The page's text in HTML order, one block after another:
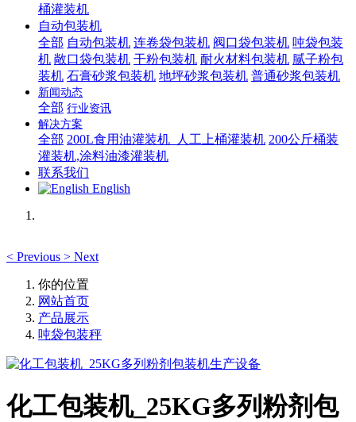
桶灌装机
自动包装机
全部 自动包装机 连卷袋包装机 阀口袋包装机 吨袋包装
机 敞口袋包装机 干粉包装机 耐火材料包装机 腻子粉包
装机 石膏砂浆包装机 地坪砂浆包装机 普通砂浆包装机
新闻动态
全部 行业资讯
解决方案
全部 200L食用油灌装机_人工上桶灌装机 200公斤桶装
灌装机,涂料油漆灌装机
联系我们
English
< Previous > Next
你的位置
网站首页
产品展示
吨袋包装秤
化工包装机_25KG多列粉剂包